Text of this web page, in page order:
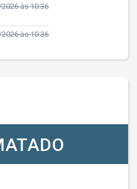
às 10:36
às 10:36